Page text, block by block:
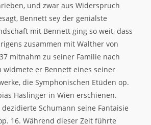
und zwar aus Widerspruch
Bennett sey der genialste
mit Bennett ging so weit, dass
zusammen mit Walther von
mitnahm zu seiner Familie nach
widmete er Bennett eines seiner
die Symphonischen Etüden op.
Haslinger in Wien erschienen.
Schumann seine Fantaisie
16. Während dieser Zeit führte